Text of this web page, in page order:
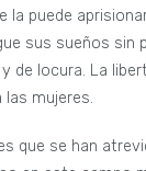
la puede
sus sueños sin
de locura. La
mujeres.
que se han